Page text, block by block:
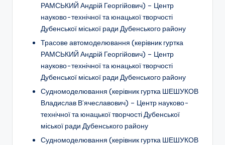
РАМСЬКИЙ Андрій Георгійович) – Центр
науково-технічної та юнацької творчості
Дубенської міської ради Дубенського району
Трасове автомоделювання (керівник гуртка
РАМСЬКИЙ Андрій Георгійович) – Центр
науково-технічної та юнацької творчості
Дубенської міської ради Дубенського району
Судномоделювання (керівник гуртка ШЕШУКОВ
Владислав В’ячеславович) – Центр науково-
технічної та юнацької творчості Дубенської
міської ради Дубенського району
Судномоделювання (керівник гуртка ШЕШУКОВ